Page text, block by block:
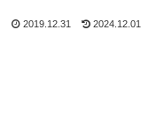
2019.12.31 2024.12.01